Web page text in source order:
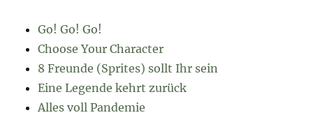
Go! Go! Go!
Choose Your Character
8 Freunde (Sprites) sollt Ihr sein
Eine Legende kehrt zurück
Alles voll Pandemie